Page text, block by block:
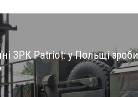
ЗРК Patriot: у Польщі